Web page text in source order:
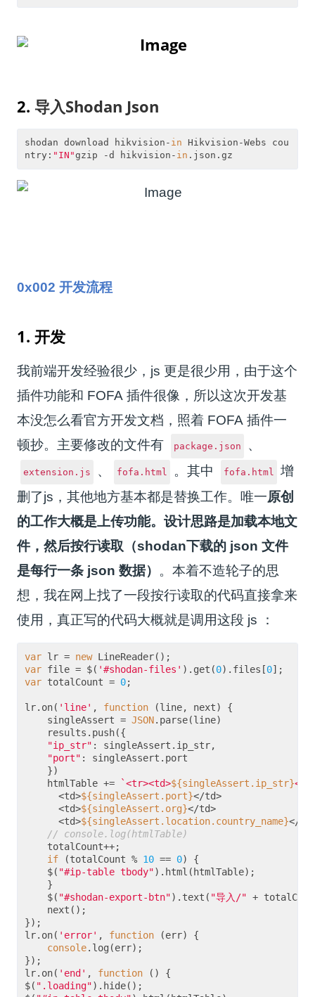
2. 导入Shodan Json
shodan download hikvision- in Hikvision-Webs cou
ntry: "IN"gzip -d hikvision- in .json.gz
0x002 开发流程
1. 开发
我前端开发经验很少，js 更是很少用，由于这个
插件功能和 FOFA 插件很像，所以这次开发基
本没怎么看官方开发文档，照着 FOFA 插件一
顿抄。 主要修改的文件有 package.json 、
extension.js 、 fofa.html 。其中 fofa.html
增
删了js，其他地方基本都是替换工作。唯一原创
的工作大概是上传功能。设计思路是加载本地文
件，然后按行读取（shodan下载的 json 文件
是每行一条 json 数据） 。本着不造轮子的思
想，我在网上找了一段按行读取的代码直接拿来
使用，真正写的代码大概就是调用这段 js ：
var lr = new LineReader();
var file = $( '#shodan-files' ).get(0).files[0];
var totalCount = 0;
lr.on( 'line' , function (line, next) {
    singleAssert =
JSON.parse(line)
    results.push({
"ip_str" : singleAssert.ip_str,
"port" : singleAssert.port
    })
    htmlTable +=
`<tr><td>${singleAssert.ip_str}</
      <td>
${singleAssert.port}</td>
      <td>
${singleAssert.org}</td>
      <td>
${singleAssert.location.country_name}</
// console.log(htmlTable)
    totalCount++;
if (totalCount % 10 == 0) {
    $(
"#ip-table tbody").html(htmlTable);
    }
    $(
"#shodan-export-btn").text( "导入/" +
    next();
});
lr.on( 'error' , function (err) {
console.log(err);
});
lr.on( 'end' , function ( ) {
$( ".loading").hide();